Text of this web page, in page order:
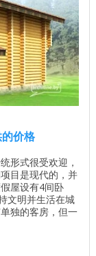
价格
形式很受欢迎，
目是现代的，并
屋设有4间卧
文明并生活在城
独的客房，但一
个房子的设计
选择房子时，考
必要，请审查